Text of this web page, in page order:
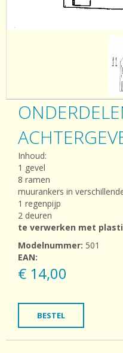
Inhoud:
1 gevel
8 ramen
muurankers in
1 regenpijp
2 deuren
te verwerken met
Modelnummer: 501
EAN:
€ 14,00
BESTEL